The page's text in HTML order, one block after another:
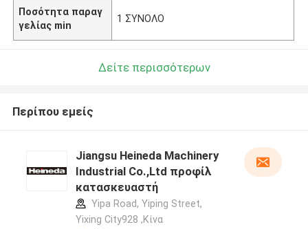
Ποσότητα παραγ
γελίας min
1 ΣΥΝΟΛΟ
Δείτε περισσότερων
Περίπου εμείς
Jiangsu Heineda Machinery
Industrial Co.,Ltd προφίλ
κατασκευαστή
Yipa Road, Yiping Street,
Yixing City928 ,Κίνα